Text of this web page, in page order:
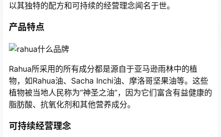
以其独特的配方和可持续的经营理念闻名于世。
产品特点
Rahua所采用的所有成分都是源自于亚马逊雨林中的植
物，如Rahua油、Sacha Inchi油、摩洛哥坚果油等。这些
植物被当地人民称为“神圣之油”，因为它们富含有益健康的
脂肪酸、抗氧化剂和其他营养成分。
可持续经营理念